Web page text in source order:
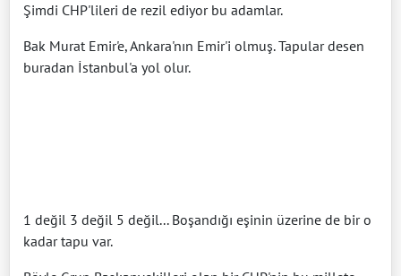
Şimdi CHP'lileri de rezil ediyor bu adamlar.
Bak Murat Emir'e, Ankara'nın Emir'i olmuş. Tapular desen
buradan İstanbul'a yol olur.
1 değil 3 değil 5 değil... Boşandığı eşinin üzerine de bir o
kadar tapu var.